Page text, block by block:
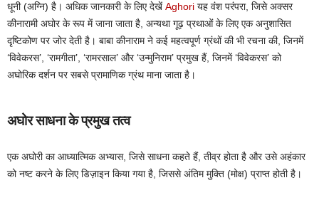
धूनी (अग्नि) है। अधिक जानकारी के लिए देखें Aghori यह वंश परंपरा, जिसे अक्सर
कीनारामी अघोर के रूप में जाना जाता है, अन्यथा गूढ़ प्रथाओं के लिए एक अनुशासित
दृष्टिकोण पर जोर देती है। बाबा कीनाराम ने कई महत्वपूर्ण ग्रंथों की भी रचना की, जिनमें
‘विवेकरस’, ‘रामगीता’, ‘रामरसाल’ और ‘उन्मुनिराम’ प्रमुख हैं, जिनमें ‘विवेकरस’ को
अघोरिक दर्शन पर सबसे प्रामाणिक ग्रंथ माना जाता है।
अघोर साधना के प्रमुख तत्व
एक अघोरी का आध्यात्मिक अभ्यास, जिसे साधना कहते हैं, तीव्र होता है और उसे अहंकार
को नष्ट करने के लिए डिज़ाइन किया गया है, जिससे अंतिम मुक्ति (मोक्ष) प्राप्त होती है।